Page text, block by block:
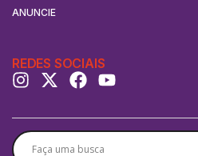
ANUNCIE
REDES SOCIAIS